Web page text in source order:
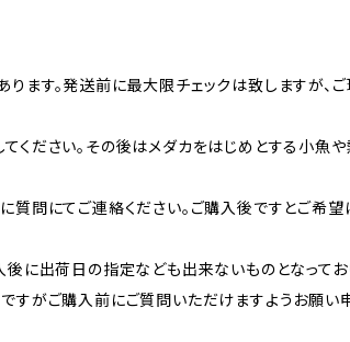
ます。発送前に最大限チェックは致しますが、ご
ください。その後はメダカをはじめとする小魚
質問にてご連絡ください。ご購入後ですとご希望
後に出荷日の指定なども出来ないものとなってお
すがご購入前にご質問いただけますようお願い